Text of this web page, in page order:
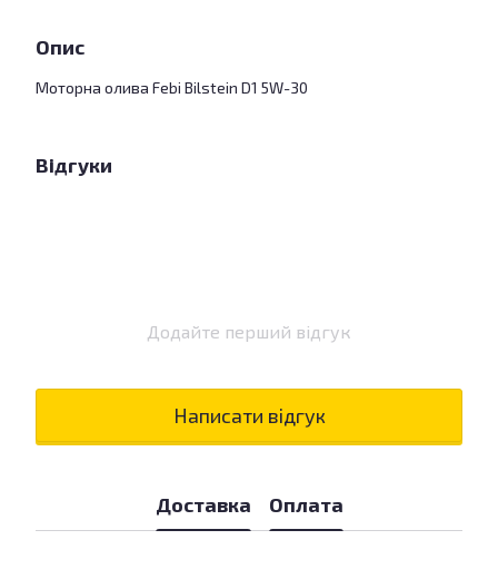
Опис
Моторна олива Febi Bilstein D1 5W-30
Відгуки
Додайте перший відгук
Написати відгук
Доставка Оплата